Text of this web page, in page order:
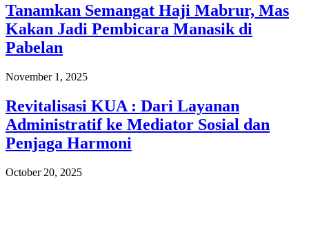
Tanamkan Semangat Haji Mabrur, Mas
Kakan Jadi Pembicara Manasik di
Pabelan
November 1, 2025
Revitalisasi KUA : Dari Layanan
Administratif ke Mediator Sosial dan
Penjaga Harmoni
October 20, 2025